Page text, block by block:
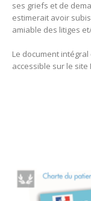
ses griefs et de
estimerait avoir
amiable des litiges
Le document
accessible sur le site